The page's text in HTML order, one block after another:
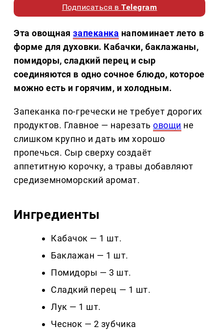
Подписаться вTelegram
Эта овощнаязапеканка напоминает лето в
форме для духовки. Кабачки, баклажаны,
помидоры, сладкий перец и сыр
соединяются в одно сочное блюдо, которое
можно есть и горячим, и холодным.
Запеканка по-гречески не требует дорогих
продуктов. Главное — нарезатьовощи не
слишком крупно и дать им хорошо
пропечься. Сыр сверху создаёт
аппетитную корочку, а травы добавляют
средиземноморский аромат.
Ингредиенты
Кабачок — 1 шт.
Баклажан — 1 шт.
Помидоры — 3 шт.
Сладкий перец — 1 шт.
Лук — 1 шт.
Чеснок — 2 зубчика